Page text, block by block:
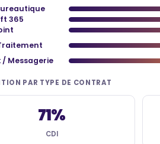
365
Messagerie
PAR TYPE DE CONTRAT
71%
CDI